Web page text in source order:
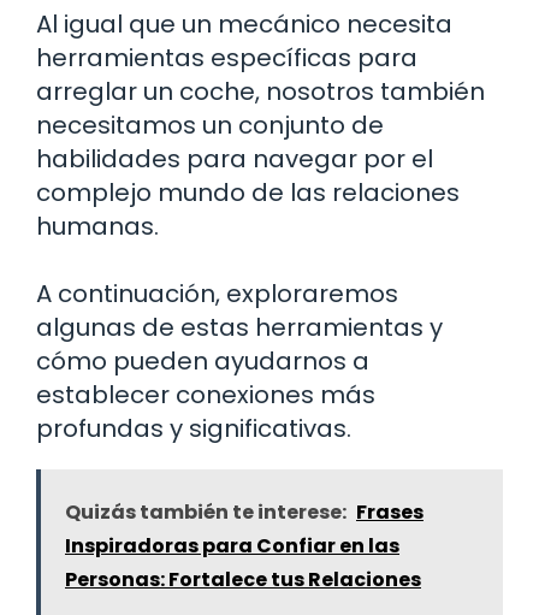
Al igual que un mecánico necesita
herramientas específicas para
arreglar un coche, nosotros también
necesitamos un conjunto de
habilidades para navegar por el
complejo mundo de las relaciones
humanas.
A continuación, exploraremos
algunas de estas herramientas y
cómo pueden ayudarnos a
establecer conexiones más
profundas y significativas.
Quizás también te interese: Frases
Inspiradoras para Confiar en las
Personas: Fortalece tus Relaciones